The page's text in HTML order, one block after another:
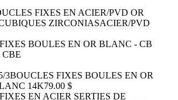
FIXES EN ACIER/PVD OR
ZIRCONIASACIER/PVD
3BOUCLES FIXES BOULES EN OR
14K79.00 $